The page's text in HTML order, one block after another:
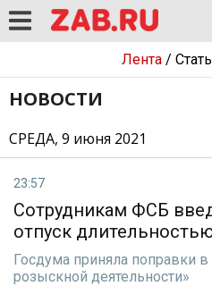
Лента/
НОВОСТИ
СРЕДА, 9 июня 2021
23:57
Сотрудникам ФСБ
отпуск
Госдума приняла поправки
розыскной деятельности»